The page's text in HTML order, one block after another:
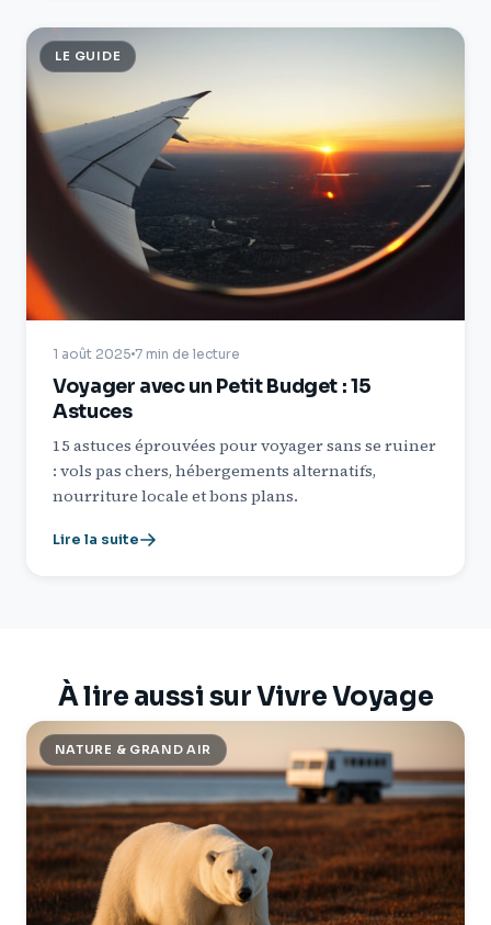
LE GUIDE
1 août 2025 7 min de lecture
Voyager avec un Petit Budget : 15
Astuces
15 astuces éprouvées pour voyager sans se ruiner
: vols pas chers, hébergements alternatifs,
nourriture locale et bons plans.
Lire la suite
À lire aussi sur Vivre Voyage
NATURE & GRAND AIR